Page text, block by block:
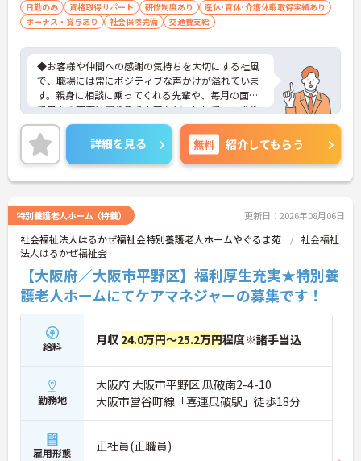
日勤のみ
資格取得サポート 研修制度あり
産休･育休･介護休暇取得実績あり
ボーナス・賞与あり
社会保険完備 交通費支給
◆お客様や仲間への感謝の気持ちを大切にする社風
で、職場には常にポジティブな声かけが溢れていま
す。親身に相談に乗ってくれる先輩や、毎月の面談
で日々の不安に寄り添う上司など、決して一人きり
にさせないフォロー体制が万全。心理的安全性が高
く、中途入社でも自然と馴染める職場です。
◆無資格からでもプロフェッショナルを目指せる
「資格取得支援制度」を完備しています。初任者研
修から国家資格である介護福祉士まで、現場での実
けて資格取得に挑戦できます。
◆法人独自の介護技術認定制度「ケアマイスター」
により、身につけたスキルを5段階でしっかり評価
し手当で還元。さらに「目標管理シート」を用いた
月1回の上司との面談があり、一人ひとりの不安や
目標に寄り添う手厚いフォロー体制が整っていま
す。
詳細を見る 無料 紹介してもらう
特別養護老人ホーム（特養） 更新日：2026年08月06日
社会福祉法人はるかぜ福祉会特別養護老人ホームやぐるま苑
社会福祉
法人はるかぜ福祉会
【大阪府／大阪市平野区】福利厚生充実★特別養
護老人ホームにてケアマネジャーの募集です！
給料 月収 24.0万円～25.2万円程度※諸手当込
勤務地
大阪府 大阪市平野区 瓜破南2-4-10
大阪市営谷町線「喜連瓜破駅」徒歩18分
雇用形態 正社員(正職員)